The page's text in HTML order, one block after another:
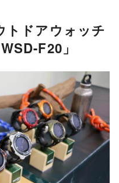
トドアウォッチ
F20」